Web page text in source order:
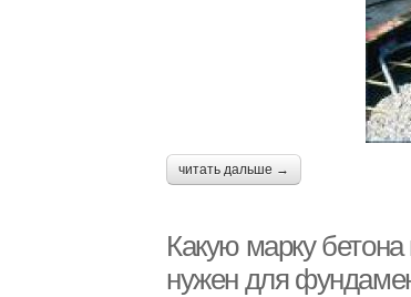
читать дальше →
Какую марку
нужен для